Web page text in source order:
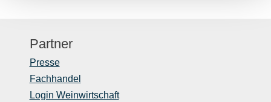
Partner
Presse
Fachhandel
Login Weinwirtschaft